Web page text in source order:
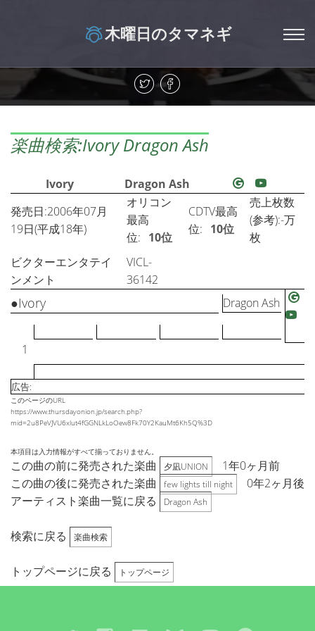
木曜日のタマネギ
楽曲検索:Ivory Dragon Ash
Ivory
Dragon Ash
発売日:2006年07月
19日(平成18年)
オリコン
最高
位: 10位
CDTV最高
位: 10位
売上枚数
(参考):-万
枚
ビクターエンタテイ
ンメント
VICL-
36142
1
●Ivory Dragon Ash
広告:
このページのURL
https://www.thursdayonion.jp/search.php?
mid=2u8PeVJVU6xlut4fGGNLkLoOew8Fk70Y2KauMt6Kh5Q%3D
本項目は入力情報がすべて揃っておりません。
この曲の前に発売された楽曲 夕凪UNION
1年0ヶ月前
この曲の後に発売された楽曲
few lights till night
0年2ヶ月後
アーティスト楽曲一覧に戻る
Dragon Ash
検索に戻る 楽曲検索
トップページに戻る トップページ